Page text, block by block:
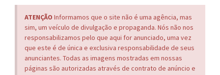
ATENÇÃO Informamos que o site não é uma agência, mas
sim, um veículo de divulgação e propaganda. Nós não nos
responsabilizamos pelo que aqui for anunciado, uma vez
que este é de única e exclusiva responsabilidade de seus
anunciantes. Todas as imagens mostradas em nossas
páginas são autorizadas através de contrato de anúncio e